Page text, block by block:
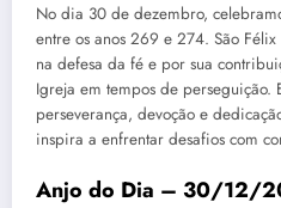
No dia 30 de dezembro,
entre os anos 269 e 274. São
na defesa da fé e por sua
Igreja em tempos de perseguição.
perseverança, devoção e
inspira a enfrentar desafios com
Anjo do Dia – 30/12/